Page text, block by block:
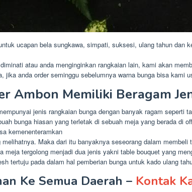
ucapan bela sungkawa, simpati, suksesi, ulang tahun dan
atau anda menginginkan rangkaian lain, kami akan
jika anda order seminggu sebelumnya warna bunga bisa kami
Ambon Memiliki Beragam
jenis rangkaian bunga dengan banyak ragam seperti
bunga hiasan yang terletak di sebuah meja yang berada di
kemenenteramkan
Maka dari itu banyaknya seseorang dalam
meja tergolong menjadi dua jenis yakni table bouquet yang
tertuju pada dalam hal pemberian bunga untuk kado ulang
Ke Semua Daerah – Kontak